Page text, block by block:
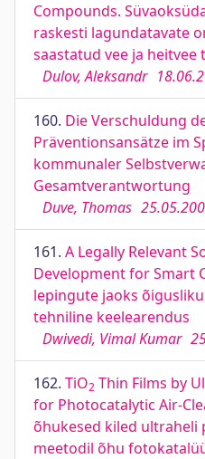
Compounds.
raskesti lagundatavate
saastatud vee ja heitvee
Dulov, Aleksandr
160. Die Verschuldung
Präventionsansätze im
kommunaler
Gesamtverantwortung
Duve, Thomas
161. A Legally Relevant
Development for Smart
lepingute jaoks
tehniline keelearendus
Dwivedi, Vimal Kumar
162. TiO2 Thin Films by
for Photocatalytic Air-
õhukesed kiled ultraheli
meetodil õhu